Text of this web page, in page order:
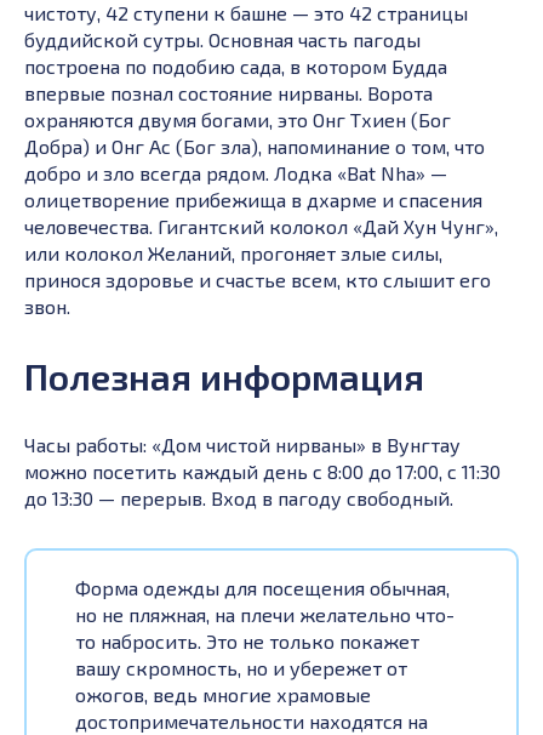
чистоту, 42 ступени к башне — это 42 страницы
буддийской сутры. Основная часть пагоды
построена по подобию сада, в котором Будда
впервые познал состояние нирваны. Ворота
охраняются двумя богами, это Онг Тхиен (Бог
Добра) и Онг Ас (Бог зла), напоминание о том, что
добро и зло всегда рядом. Лодка «Bat Nha» —
олицетворение прибежища в дхарме и спасения
человечества. Гигантский колокол «Дай Хун Чунг»,
или колокол Желаний, прогоняет злые силы,
принося здоровье и счастье всем, кто слышит его
звон.
Полезная информация
Часы работы: «Дом чистой нирваны» в Вунгтау
можно посетить каждый день с 8:00 до 17:00, с 11:30
до 13:30 — перерыв. Вход в пагоду свободный.
Форма одежды для посещения обычная,
но не пляжная, на плечи желательно что-
то набросить. Это не только покажет
вашу скромность, но и убережет от
ожогов, ведь многие храмовые
достопримечательности находятся на